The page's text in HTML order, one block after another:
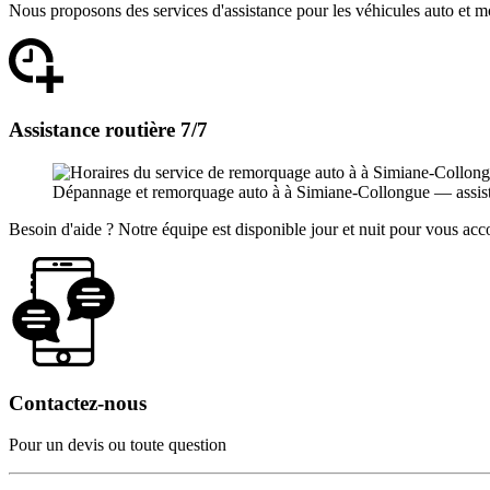
Nous proposons des services d'assistance pour les véhicules auto et
Assistance routière 7/7
Dépannage et remorquage auto à à Simiane-Collongue —
Besoin d'aide ? Notre équipe est disponible jour et nuit pour vous
Contactez-nous
Pour un devis ou toute question